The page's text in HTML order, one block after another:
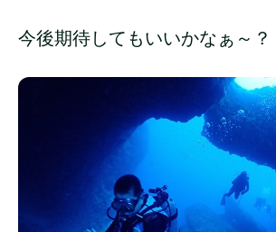
今後期待してもいいかなぁ～？